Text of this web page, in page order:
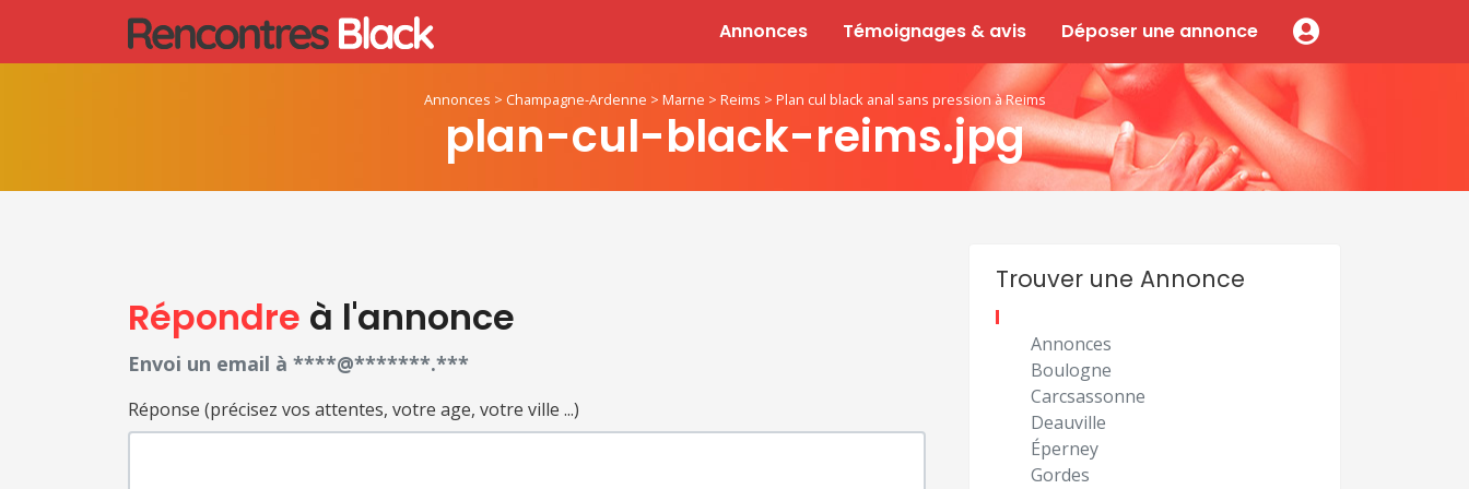
Annonces Témoignages & avis Déposer une annonce
Annonces > Champagne-Ardenne > Marne > Reims > Plan cul black anal sans pression à Reims
plan-cul-black-reims.jpg
Répondre à l'annonce
Envoi un email à ****@*******.***
Réponse (précisez vos attentes, votre age, votre ville ...)
Trouver une Annonce
Annonces
Boulogne
Carcsassonne
Deauville
Éperney
Gordes